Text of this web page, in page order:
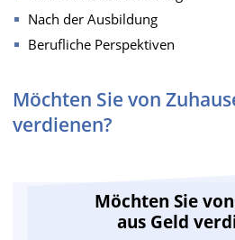
Nach der Ausbildung
Berufliche Perspektiven
Möchten Sie von
verdienen?
Möchten Sie
aus Geld